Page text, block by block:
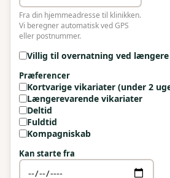
Fra din hjemmeadresse til klinikken.
Vi beregner automatisk ved GPS
eller postnummer.
Villig til overnatning ved
Præferencer
Kortvarige vikariater (under 2
Længerevarende vikariater
Deltid
Fuldtid
Kompagniskab
Kan starte fra